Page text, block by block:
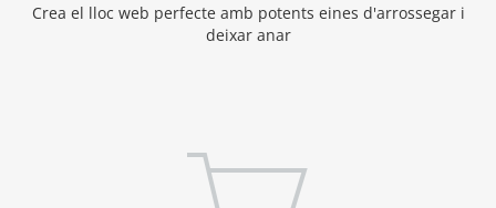
Crea el lloc web perfecte amb potents eines d'arrossegar i
deixar anar